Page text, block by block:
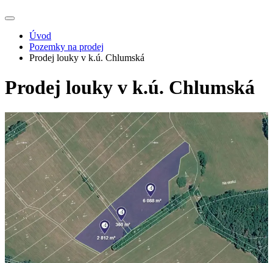
Úvod
Pozemky na prodej
Prodej louky v k.ú. Chlumská
Prodej louky v k.ú. Chlumská